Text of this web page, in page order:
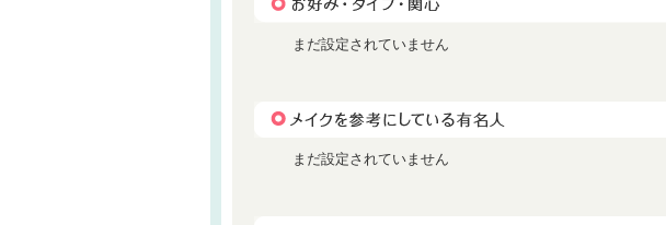
まだ設定されていません
まだ設定されていません